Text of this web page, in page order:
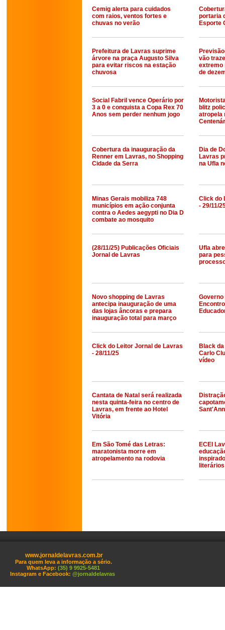
Cemig alerta para cuidados
com raios, ventos fortes e
chuvas no verão
portaria
Esporte
Prefeitura de Lavras suprime
árvore na praça Augusto Silva
para evitar riscos na estação
chuvosa
vão
extremo
de
Social Fabril vence Operário por
3 a 0 e conquista a Copa Rex 70
Anos sem perder nenhum jogo
blitz
atropela
Cobertura da inauguração da
Renner em Lavras, no Shopping
Cidade da Serra
Dia de
Lavras
na Ufla
Minas Gerais mobiliza 748
municípios em ação conjunta
contra o Aedes aegypti no Dia D
combate ao mosquito
Click do
- 29/11/
(28/11/25) Publicações Oficiais
Jornal de Lavras
Ufla
para
Novo shopping de Lavras
antecipa inauguração de uma
das lojas âncoras e prepara
inauguração total para março
Governo
Click do Leitor Jornal de Lavras
- 28/11/25
Black
Carlo
vídeo
Cantata de Natal será realizada
nesta quinta-feira no centro de
Lavras, em frente ao Hotel
Vitória
Em São Tomé das Letras:
maratonista morre em
atropelamento na rodovia
ECEI
literários
www.jornaldelavras.com.br
Para quem leva a informação a sério.
WhatsApp: (35) 9 9925-5481
Instagram e Facebook: @jornaldelavras